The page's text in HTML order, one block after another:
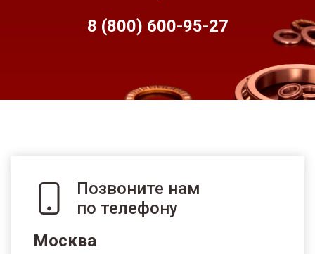
8 (800) 600-95-27
Позвоните нам
по телефону
Москва